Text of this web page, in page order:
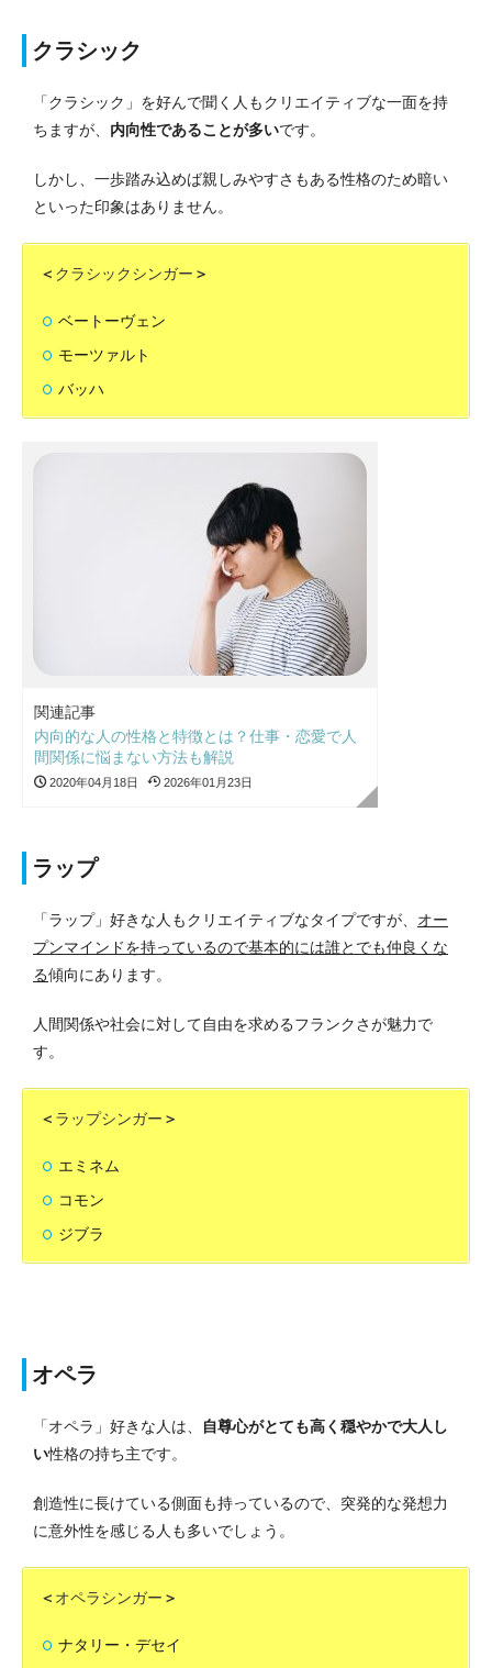
クラシック
「クラシック」を好んで聞く人もクリエイティブな一面を持
ちますが、 内向性であることが多いです。
しかし、一歩踏み込めば親しみやすさもある性格のため暗い
といった印象はありません。
＜ クラシックシンガー ＞
ベートーヴェン
モーツァルト
バッハ
関連記事
内向的な人の性格と特徴とは？仕事・恋愛で人
間関係に悩まない方法も解説
2020年04月18日 2026年01月23日
ラップ
「ラップ」好きな人もクリエイティブなタイプですが、 オー
プンマインドを持っているので基本的には誰とでも仲良くな
る傾向にあります。
人間関係や社会に対して自由を求めるフランクさが魅力で
す。
＜ ラップシンガー ＞
エミネム
コモン
ジブラ
オペラ
「オペラ」好きな人は、
自尊心がとても高く穏やかで大人し
い性格の持ち主です。
創造性に長けている側面も持っているので、突発的な発想力
に意外性を感じる人も多いでしょう。
＜ オペラシンガー ＞
ナタリー・デセイ